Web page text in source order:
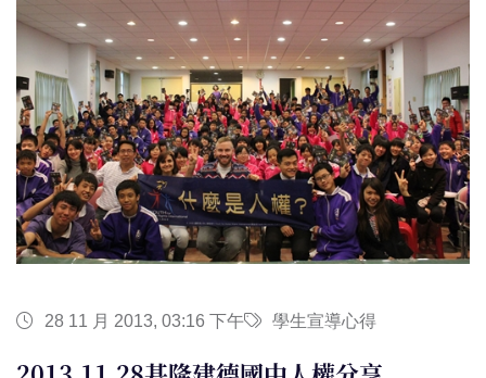
28 11 月 2013, 03:16 下午 學生宣導心得